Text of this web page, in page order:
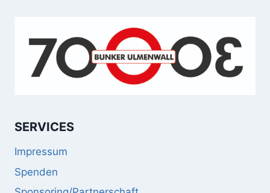
SERVICES
Impressum
Spenden